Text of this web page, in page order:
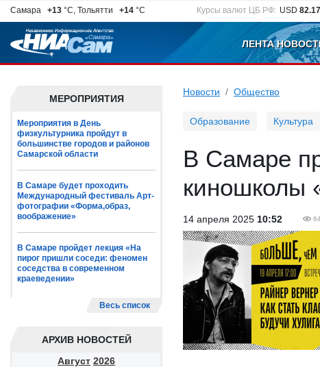
Самара +13 °C, Тольятти +14 °C Курсы валют ЦБ РФ: USD 82.17
ЛЕНТА
МЕРОПРИЯТИЯ
Мероприятия в День
физкультурника пройдут в
большинстве городов и районов
Самарской области
В Самаре будет проходить
Международный фестиваль Арт-
фотографии «Форма,образ,
воображение»
В Самаре пройдет лекция «На
пирог пришли соседи: феномен
соседства в современном
краеведении»
Весь список
АРХИВ НОВОСТЕЙ
Август 2026
Новости Общество
Образование Культура
В Самаре
киношколы
14 апреля 2025 10:52